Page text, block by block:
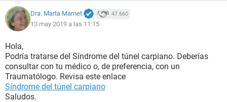
Dra. Marta Marnet 47.660
13 may 2019 a las 11:15
Hola,
Podría tratarse del Síndrome del túnel carpiano. Deberías
consultar con tu médico o, de preferencia, con un
Traumatólogo. Revisa este enlace
Síndrome del túnel carpiano
Saludos.